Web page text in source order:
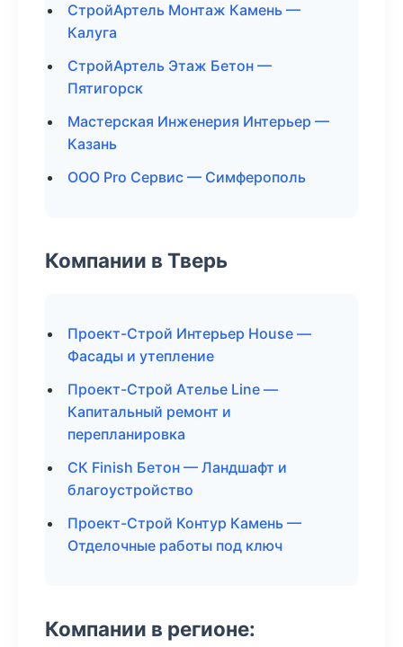
СтройАртель Монтаж Камень —
Калуга
СтройАртель Этаж Бетон —
Пятигорск
Мастерская Инженерия Интерьер —
Казань
ООО Pro Сервис — Симферополь
Компании в Тверь
Проект-Строй Интерьер House —
Фасады и утепление
Проект-Строй Ателье Line —
Капитальный ремонт и
перепланировка
СК Finish Бетон — Ландшафт и
благоустройство
Проект-Строй Контур Камень —
Отделочные работы под ключ
Компании в регионе: